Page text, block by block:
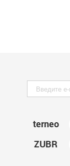
terneo
ZUBR